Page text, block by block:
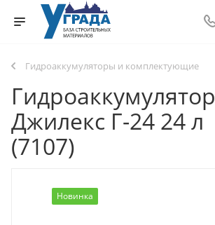
Гидроаккумуляторы и комплектующие
Гидроаккумулятор
Джилекс Г-24 24 л
(7107)
Новинка